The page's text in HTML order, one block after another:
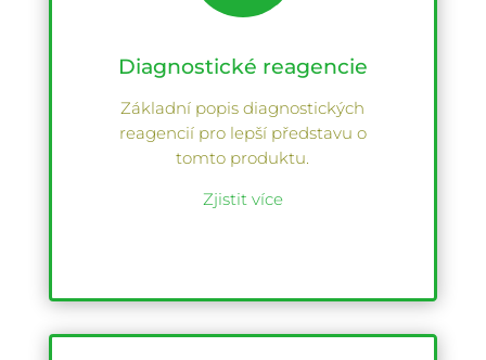
Diagnostické reagencie
Základní popis diagnostických
reagencií pro lepší představu o
tomto produktu.
Zjistit více